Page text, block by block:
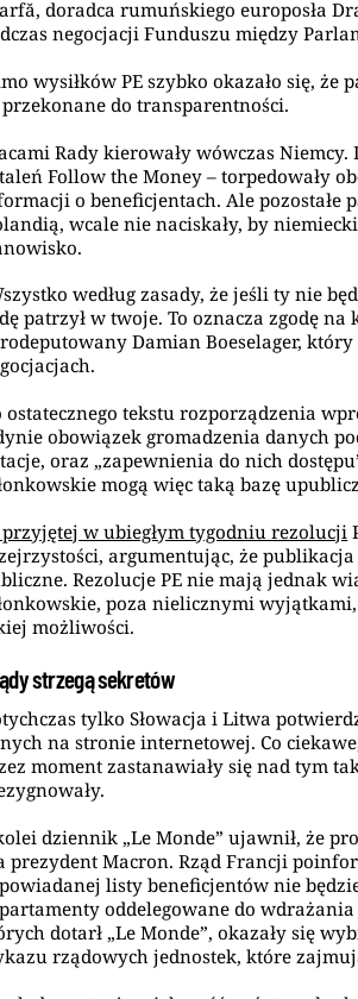
doradca rumuńskiego europosła
negocjacji Funduszu między
wysiłków PE szybko okazało się, że
przekonane do transparentności.
Rady kierowały wówczas Niemcy.
Follow the Money – torpedowały
o beneficjentach. Ale pozostałe
wcale nie naciskały, by
według zasady, że jeśli ty nie
patrzył w twoje. To oznacza zgodę
Damian Boeselager,
ostatecznego tekstu rozporządzenia
obowiązek gromadzenia danych
oraz „zapewnienia do nich
mogą więc taką bazę
w ubiegłym tygodniu rezolucji
argumentując, że
Rezolucje PE nie mają jednak
poza nielicznymi
możliwości.
strzegą sekretów
tylko Słowacja i Litwa
na stronie internetowej. Co
moment zastanawiały się nad tym
dziennik „Le Monde” ujawnił, że
prezydent Macron. Rząd Francji
listy beneficjentów nie
oddelegowane do wdrażania
dotarł „Le Monde”, okazały się
rządowych jednostek, które